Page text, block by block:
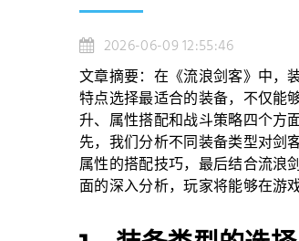
2026-06-09 12:55:46
文章摘要：在《流浪剑客》中，
特点选择最适合的装备，不仅能
升、属性搭配和战斗策略四个方
先，我们分析不同装备类型对剑
属性的搭配技巧，最后结合流浪
面的深入分析，玩家将能够在游